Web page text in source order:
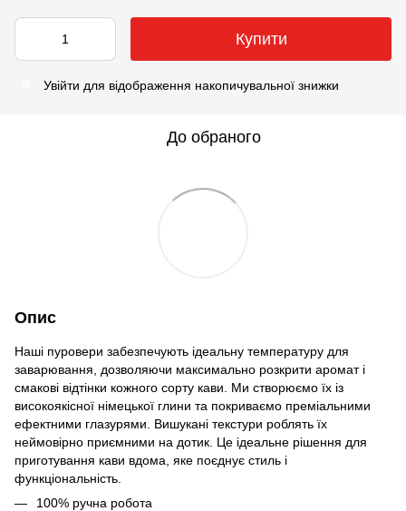
Купити
Увійти для відображення накопичувальної знижки
До обраного
Опис
Наші пуровери забезпечують ідеальну температуру для
заварювання, дозволяючи максимально розкрити аромат і
смакові відтінки кожного сорту кави. Ми створюємо їх із
високоякісної німецької глини та покриваємо преміальними
ефектними глазурями. Вишукані текстури роблять їх
неймовірно приємними на дотик. Це ідеальне рішення для
приготування кави вдома, яке поєднує стиль і
функціональність.
100% ручна робота